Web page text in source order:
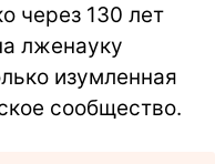
через 130 лет
лженауку
изумленная
сообщество.